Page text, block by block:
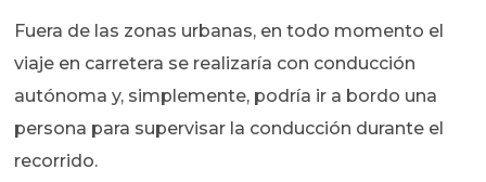
Fuera de las zonas urbanas, en todo momento el
viaje en carretera se realizaría con conducción
autónoma y, simplemente, podría ir a bordo una
persona para supervisar la conducción durante el
recorrido.